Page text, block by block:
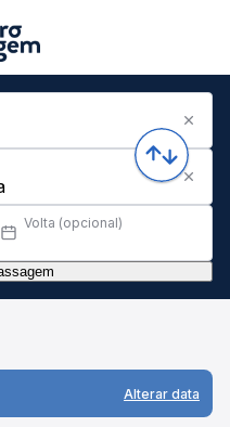
Volta (opcional)
Alterar data